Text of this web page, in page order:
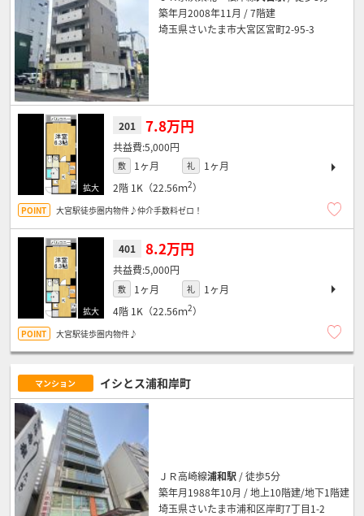
築年月2008年11月 / 7階建
埼玉県さいたま市大宮区宮町2-95-3
201 7.8万円
5,000円
敷 1ヶ月 礼
1ヶ月
2階 1K（22.56ｍ2）
大宮駅徒歩圏内物件♪仲介手数料ゼロ！
401 8.2万円
5,000円
敷 1ヶ月 礼
1ヶ月
4階 1K（22.56ｍ2）
大宮駅徒歩圏内物件♪
マンション イシとス浦和岸町
ＪＲ高崎線浦和駅 / 徒歩5分
築年月1988年10月 / 地上10階建/地下1階建
埼玉県さいたま市浦和区岸町7丁目1-2